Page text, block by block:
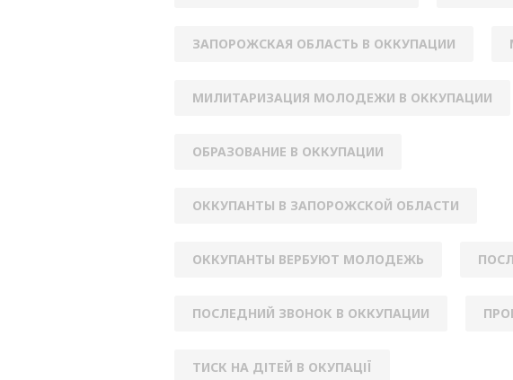
ЗАПОРОЖСКАЯ ОБЛАСТЬ В ОККУПАЦИИ
МИЛИТАРИЗАЦИЯ МОЛОДЕЖИ В ОККУПАЦИИ
ОБРАЗОВАНИЕ В ОККУПАЦИИ
ОККУПАНТЫ В ЗАПОРОЖСКОЙ ОБЛАСТИ
ОККУПАНТЫ ВЕРБУЮТ МОЛОДЕЖЬ
ПОСЛЕДНИЙ ЗВОНОК В ОККУПАЦИИ
ТИСК НА ДІТЕЙ В ОКУПАЦІЇ